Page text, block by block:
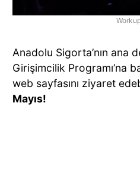
Anadolu Sigorta’nın
Girişimcilik Programı’na
web sayfasını ziyaret
Mayıs!